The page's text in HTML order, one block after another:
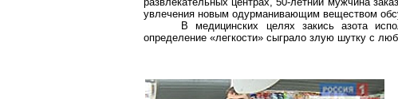
увлечения новым одурманивающим веществом
В медицинских целях закись азота
определение «легкости» сыграло злую шутку с